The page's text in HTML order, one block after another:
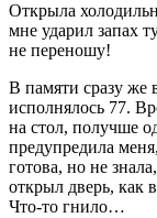
Открыла
мне ударил запах
не переношу!
В памяти сразу же
исполнялось 77.
на стол, получше
предупредила
готова, но не
открыл дверь, как
Что-то гнило…